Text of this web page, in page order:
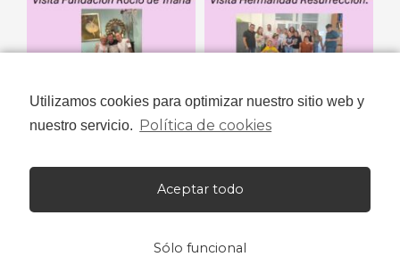
Utilizamos cookies para optimizar nuestro sitio web y
nuestro servicio. Política de cookies
Aceptar todo
Sólo funcional